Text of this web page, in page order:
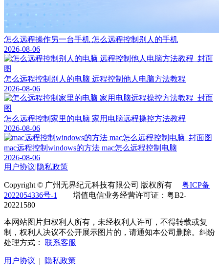
怎么远程操作另一台手机 怎么远程控制别人的手机
2026-08-06
怎么远程控制别人的电脑 远程控制他人电脑方法教程
2026-08-06
怎么远程控制家里的电脑 家用电脑远程操控方法教程
2026-08-06
mac远程控制windows的方法 mac怎么远程控制电脑
2026-08-06
用户协议|隐私政策
Copyright © 广州无界纪元科技有限公司 版权所有 粤ICP备
2022054336号-1
增值电信业务经营许可证：粤B2-
20221580
本网站图片归权利人所有，未经权利人许可，不得转载或复
制，权利人决议不公开展示图片的，请通知本公司删除。纠纷
处理方式： 联系客服
用户协议 | 隐私政策